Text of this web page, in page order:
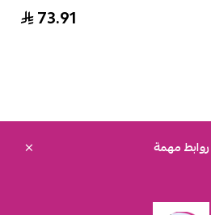
73.91
روابط مهمة